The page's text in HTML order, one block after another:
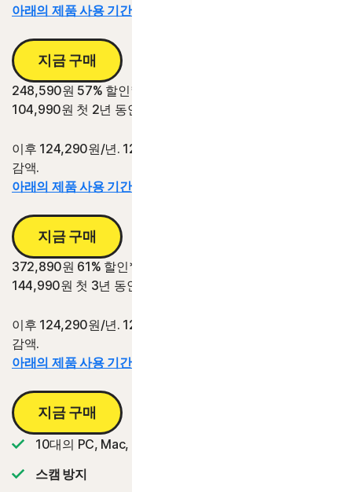
아래의 제품 사용 기간 정보를 참조하십시오.*
지금 구매
248,590원 57% 할인*
104,990원 첫 2년 동안
이후 124,290원/년. 124,290원/년의 2년 갱신 가격 대비 절
감액.
아래의 제품 사용 기간 정보를 참조하십시오.*
지금 구매
372,890원 61% 할인*
144,990원 첫 3년 동안
이후 124,290원/년. 124,290원/년의 3년 갱신 가격 대비 절
감액.
아래의 제품 사용 기간 정보를 참조하십시오.*
지금 구매
10대의 PC, Mac, 태플릿 또는 휴대폰
스캠 방지